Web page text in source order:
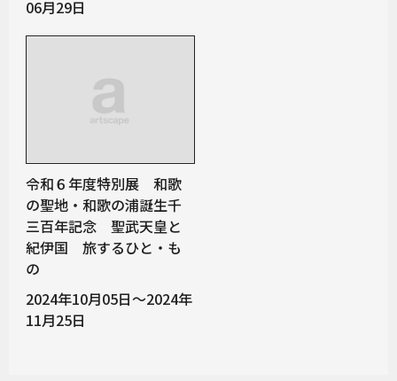
06月29日
令和６年度特別展 和歌
の聖地・和歌の浦誕生千
三百年記念 聖武天皇と
紀伊国 旅するひと・も
の
2024年10月05日～2024年
11月25日